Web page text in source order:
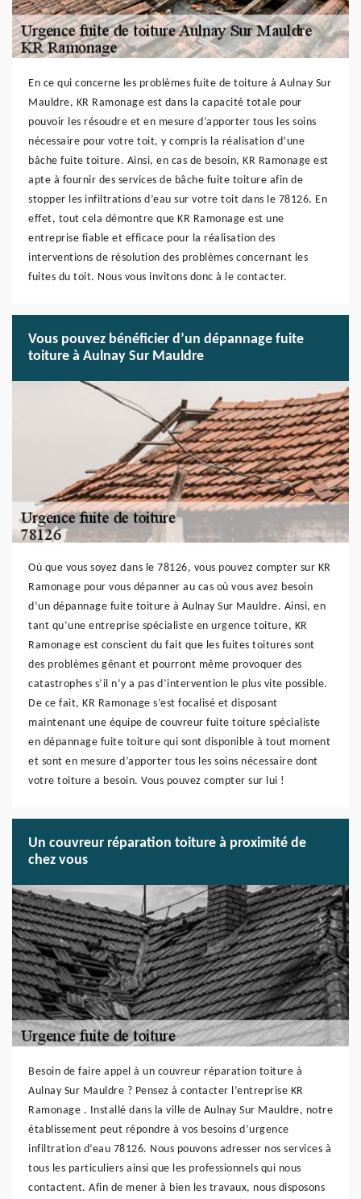
En ce qui concerne les problèmes fuite de toiture à Aulnay Sur
Mauldre, KR Ramonage est dans la capacité totale pour
pouvoir les résoudre et en mesure d’apporter tous les soins
nécessaire pour votre toit, y compris la réalisation d’une
bâche fuite toiture. Ainsi, en cas de besoin, KR Ramonage est
apte à fournir des services de bâche fuite toiture afin de
stopper les infiltrations d’eau sur votre toit dans le 78126. En
effet, tout cela démontre que KR Ramonage est une
entreprise fiable et efficace pour la réalisation des
interventions de résolution des problèmes concernant les
fuites du toit. Nous vous invitons donc à le contacter.
Vous pouvez bénéficier d’un dépannage fuite
toiture à Aulnay Sur Mauldre
Où que vous soyez dans le 78126, vous pouvez compter sur KR
Ramonage pour vous dépanner au cas où vous avez besoin
d’un dépannage fuite toiture à Aulnay Sur Mauldre. Ainsi, en
tant qu’une entreprise spécialiste en urgence toiture, KR
Ramonage est conscient du fait que les fuites toitures sont
des problèmes gênant et pourront même provoquer des
catastrophes s’il n’y a pas d’intervention le plus vite possible.
De ce fait, KR Ramonage s’est focalisé et disposant
maintenant une équipe de couvreur fuite toiture spécialiste
en dépannage fuite toiture qui sont disponible à tout moment
et sont en mesure d’apporter tous les soins nécessaire dont
votre toiture a besoin. Vous pouvez compter sur lui !
Un couvreur réparation toiture à proximité de
chez vous
Besoin de faire appel à un couvreur réparation toiture à
Aulnay Sur Mauldre ? Pensez à contacter l’entreprise KR
Ramonage . Installé dans la ville de Aulnay Sur Mauldre, notre
établissement peut répondre à vos besoins d’urgence
infiltration d’eau 78126. Nous pouvons adresser nos services à
tous les particuliers ainsi que les professionnels qui nous
contactent. Afin de mener à bien les travaux, nous disposons